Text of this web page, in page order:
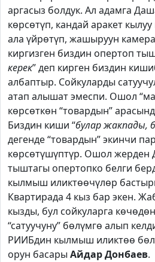
аргасыз болдук. Ал адамга
көрсөтүп, кандай аракет
ала үйрөтүп, жашыруун
киргизген биздин опертоп
керек” деп кирген биздин
албаптыр. Сойкуларды
атап алышат эмеспи. Ошол
көрсөткөн “товардын”
Биздин киши “булар жакпады,
дегенде “товардын” экинчи
көрсөтүшүптүр. Ошол жерден
тыштагы опертопко белги
кылмыш иликтөөчүлөр
Квартирада 4 кыз бар экен.
кызды, бул сойкуларга
“сатуучуну” бөлүмгө алып
РИИБдин кылмыш иликтөө
орун басары Айдар Донбаев.